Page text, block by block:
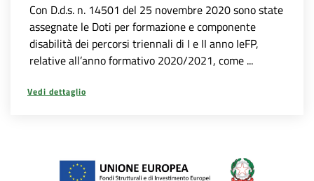
Con D.d.s. n. 14501 del 25 novembre 2020 sono state
assegnate le Doti per formazione e componente
disabilità dei percorsi triennali di I e II anno IeFP,
relative all’anno formativo 2020/2021, come ...
Vedi dettaglio